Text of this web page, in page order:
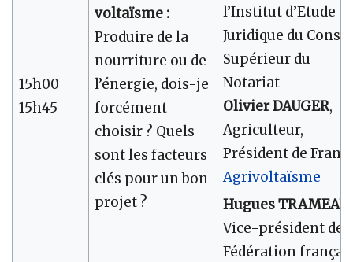
15h00
15h45
voltaïsme :
Produire de la
nourriture ou de
l’énergie, dois-je
forcément
choisir ? Quels
sont les facteurs
clés pour un bon
projet ?
l’Institut d’Etude
Juridique du
Supérieur du
Notariat
Olivier DAUGER,
Agriculteur,
Président de
Agrivoltaïsme
Hugues TRAMEAU
Vice-président de
Fédération